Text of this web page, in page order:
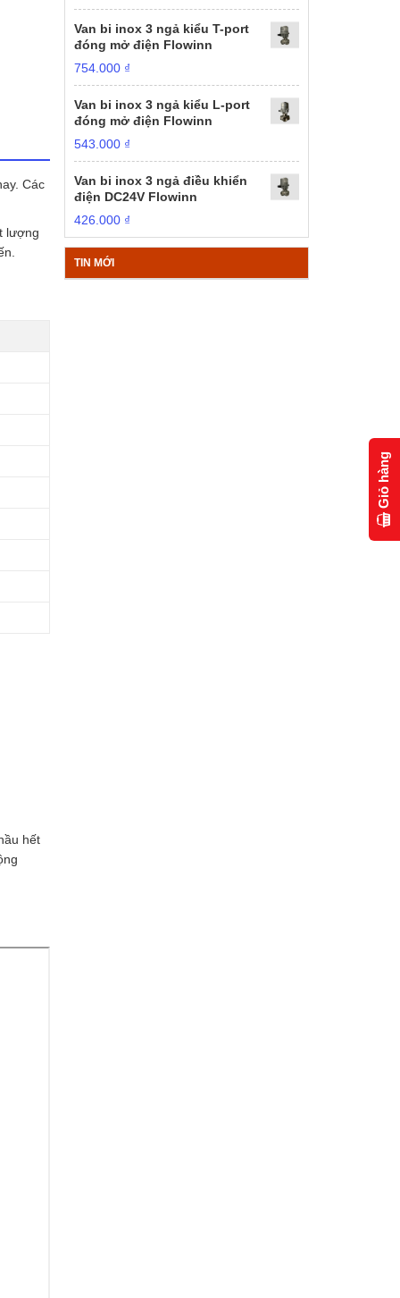
Các
lượng
hết
Van bi inox 3 ngả kiểu T-port
đóng mở điện Flowinn
754.000 ₫
Van bi inox 3 ngả kiểu L-port
đóng mở điện Flowinn
543.000 ₫
Van bi inox 3 ngả điều khiển
điện DC24V Flowinn
426.000 ₫
TIN MỚI
Giỏ hàng